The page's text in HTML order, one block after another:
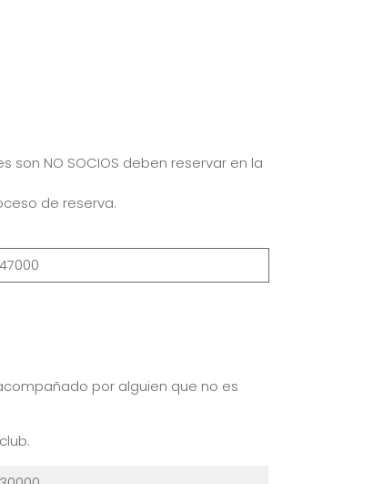
son NO SOCIOS deben reservar en la
de reserva.
por alguien que no es